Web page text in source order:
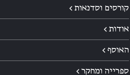
קורסים וסדנאות ←
אודות ←
האוסף ←
ספרייה ומחקר ←